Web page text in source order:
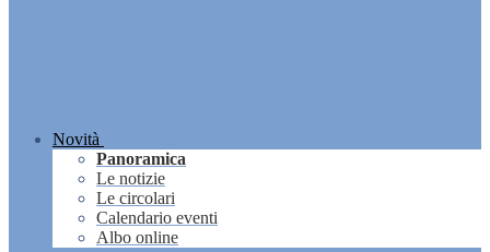
Novità
Panoramica
Le notizie
Le circolari
Calendario eventi
Albo online